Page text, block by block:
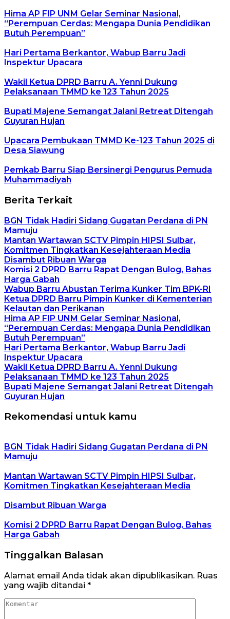
Hima AP FIP UNM Gelar Seminar Nasional,
“Perempuan Cerdas: Mengapa Dunia Pendidikan
Butuh Perempuan”
Hari Pertama Berkantor, Wabup Barru Jadi
Inspektur Upacara
Wakil Ketua DPRD Barru A. Yenni Dukung
Pelaksanaan TMMD ke 123 Tahun 2025
Bupati Majene Semangat Jalani Retreat Ditengah
Guyuran Hujan
Upacara Pembukaan TMMD Ke-123 Tahun 2025 di
Desa Siawung
Pemkab Barru Siap Bersinergi Pengurus Pemuda
Muhammadiyah
Berita Terkait
BGN Tidak Hadiri Sidang Gugatan Perdana di PN
Mamuju
Mantan Wartawan SCTV Pimpin HIPSI Sulbar,
Komitmen Tingkatkan Kesejahteraan Media
Disambut Ribuan Warga
Komisi 2 DPRD Barru Rapat Dengan Bulog, Bahas
Harga Gabah
Wabup Barru Abustan Terima Kunker Tim BPK-RI
Ketua DPRD Barru Pimpin Kunker di Kementerian
Kelautan dan Perikanan
Hima AP FIP UNM Gelar Seminar Nasional,
“Perempuan Cerdas: Mengapa Dunia Pendidikan
Butuh Perempuan”
Hari Pertama Berkantor, Wabup Barru Jadi
Inspektur Upacara
Wakil Ketua DPRD Barru A. Yenni Dukung
Pelaksanaan TMMD ke 123 Tahun 2025
Bupati Majene Semangat Jalani Retreat Ditengah
Guyuran Hujan
Rekomendasi untuk kamu
BGN Tidak Hadiri Sidang Gugatan Perdana di PN
Mamuju
Mantan Wartawan SCTV Pimpin HIPSI Sulbar,
Komitmen Tingkatkan Kesejahteraan Media
Disambut Ribuan Warga
Komisi 2 DPRD Barru Rapat Dengan Bulog, Bahas
Harga Gabah
Tinggalkan Balasan
Alamat email Anda tidak akan dipublikasikan. Ruas
yang wajib ditandai *